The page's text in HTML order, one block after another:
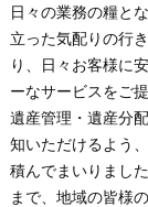
日々の業務の糧と
立った気配りの行
り、日々お客様に
ーなサービスをご
遺産管理・遺産分
知いただけるよう
積んでまいりまし
まで、地域の皆様